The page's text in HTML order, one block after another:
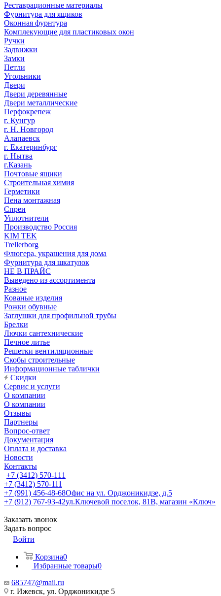
Реставрационные материалы
Фурнитура для ящиков
Оконная фурнтура
Комплекующие для пластиковых окон
Ручки
Задвижки
Замки
Петли
Угольники
Двери
Двери деревянные
Двери металлические
Перфокрепеж
г. Кунгур
г. Н. Новгород
Алапаевск
г. Екатеринбург
г. Нытва
г.Казань
Почтовые ящики
Строительная химия
Герметики
Пена монтажная
Спреи
Уплотнители
Производство Россия
KIM TEK
Trellerborg
Флюгера, украшения для дома
Фурнитура для шкатулок
НЕ В ПРАЙС
Выведено из ассортимента
Разное
Кованые изделия
Рожки обувные
Заглушки для профильной трубы
Брелки
Лючки сантехнические
Печное литье
Решетки вентиляционные
Скобы строительные
Информационные таблички
Скидки
Сервис и услуги
О компании
О компании
Отзывы
Партнеры
Вопрос-ответ
Документация
Оплата и доставка
Новости
Контакты
+7 (3412) 570-111
+7 (3412) 570-111
+7 (991) 456-48-68Офис на ул. Орджоникидзе, д.5
+7 (912) 767-93-42ул.Ключевой поселок, 81В, магазин «Ключ»
Заказать звонок
Задать вопрос
Войти
Корзина0
Избранные товары0
685747@mail.ru
г. Ижевск, ул. Орджоникидзе 5